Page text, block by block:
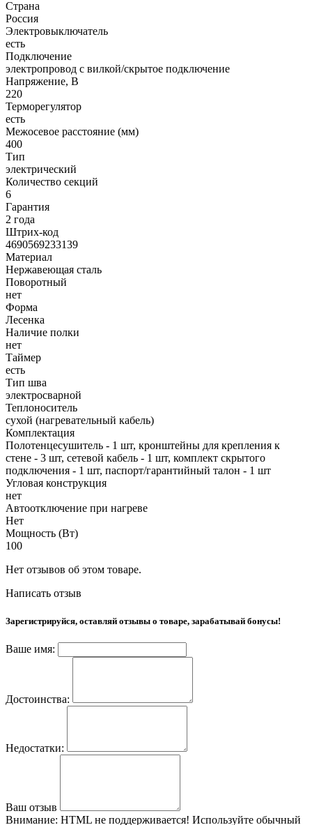
Страна
Россия
Электровыключатель
есть
Подключение
электропровод с вилкой/скрытое подключение
Напряжение, В
220
Терморегулятор
есть
Межосевое расстояние (мм)
400
Тип
электрический
Количество секций
6
Гарантия
2 года
Штрих-код
4690569233139
Материал
Нержавеющая сталь
Поворотный
нет
Форма
Лесенка
Наличие полки
нет
Таймер
есть
Тип шва
электросварной
Теплоноситель
сухой (нагревательный кабель)
Комплектация
Полотенцесушитель - 1 шт, кронштейны для крепления к
стене - 3 шт, сетевой кабель - 1 шт, комплект скрытого
подключения - 1 шт, паспорт/гарантийный талон - 1 шт
Угловая конструкция
нет
Автоотключение при нагреве
Нет
Мощность (Вт)
100
Нет отзывов об этом товаре.
Написать отзыв
Зарегистрируйся, оставляй отзывы о товаре, зарабатывай бонусы!
Ваше имя:
Достоинства:
Недостатки:
Ваш отзыв
Внимание: HTML не поддерживается! Используйте обычный